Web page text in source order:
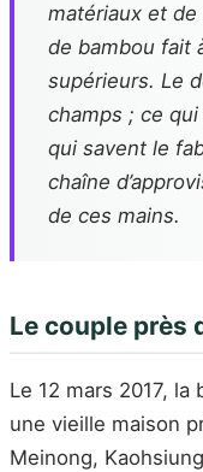
matériaux et de
de bambou fait
supérieurs. Le
champs ; ce
qui savent le
chaîne
de ces mains.
Le couple près
Le 12 mars 2017,
une vieille maison
Meinong,